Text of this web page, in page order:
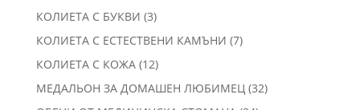
КОЛИЕТА С БУКВИ 33
продукта
КОЛИЕТА С ЕСТЕСТВЕНИ КАМЪНИ 77
КОЛИЕТА С КОЖА 1212
продукта
МЕДАЛЬОН ЗА ДОМАШЕН ЛЮБИМЕЦ 3232